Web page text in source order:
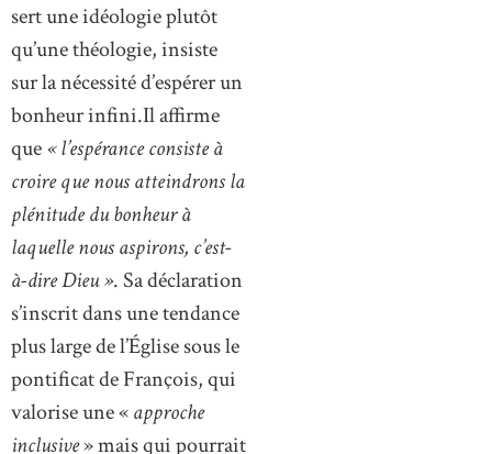
sert une idéologie plutôt
qu’une théologie, insiste
sur la nécessité d’espérer un
bonheur infini.Il affirme
que« l’espérance consiste à
croire que nous atteindrons la
plénitude du bonheur à
laquelle nous aspirons, c’est-
à-dire Dieu ». Sa déclaration
s’inscrit dans une tendance
plus large de l’Église sous le
pontificat de François, qui
valorise une «approche
inclusive» mais qui pourrait